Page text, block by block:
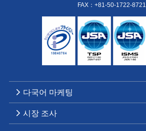
FAX：+81-50-1722-8721
다국어 마케팅
시장 조사